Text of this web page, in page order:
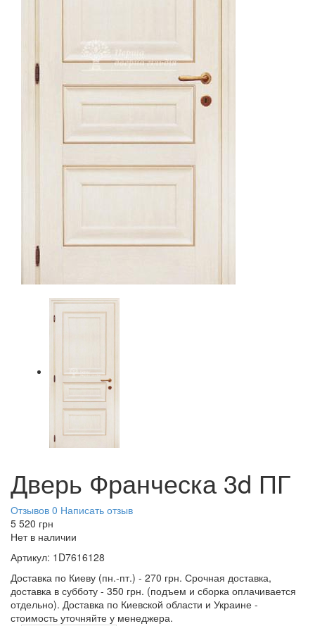
Дверь Франческа 3d ПГ
Отзывов 0 Написать отзыв
5 520 грн
Нет в наличии
Артикул: 1D7616128
Доставка по Киеву (пн.-пт.) - 270 грн. Срочная доставка,
доставка в субботу - 350 грн. (подъем и сборка оплачивается
отдельно). Доставка по Киевской области и Украине -
стоимость уточняйте у менеджера.